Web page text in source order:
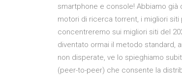
smartphone e console! Abbiamo
motori di ricerca torrent, i migliori
concentreremo sui migliori siti del
diventato ormai il metodo standard,
non disperate, ve lo spieghiamo
(peer-to-peer) che consente la